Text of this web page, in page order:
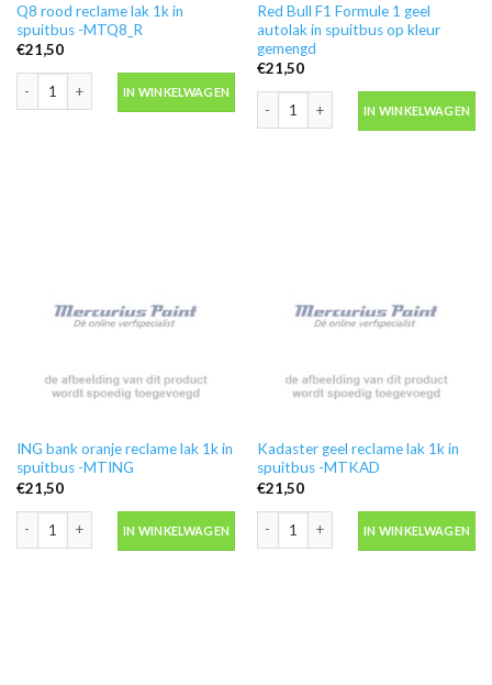
Q8 rood reclame lak 1k in
spuitbus -MTQ8_R
€21,50
Q8 rood reclame lak 1k in spuitbus -MTQ8_R aantal
IN WINKELWAGEN
Red Bull F1 Formule 1 geel
autolak in spuitbus op kleur
gemengd
€21,50
Red Bull F1 Formule 1 geel autolak
IN WINKELWAGEN
ING bank oranje reclame lak 1k in
spuitbus -MTING
€21,50
IN WINKELWAGEN
Kadaster geel reclame lak 1k in
spuitbus -MTKAD
€21,50
IN WINKELWAGEN